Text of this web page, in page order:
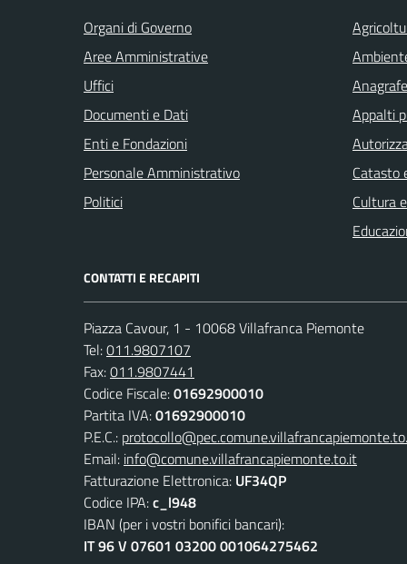
Organi di Governo
Aree Amministrative
Uffici
Documenti e Dati
Enti e Fondazioni
Personale Amministrativo
Politici
Appalti
Catasto
Cultura
CONTATTI E RECAPITI
Piazza Cavour, 1 - 10068 Villafranca Piemonte
Tel:011.9807107
Fax:011.9807441
Codice Fiscale:01692900010
Partita IVA:01692900010
P.E.C.:
Email: info@comune.villafrancapiemonte.to.it
Fatturazione Elettronica: UF34QP
Codice IPA:c_l948
IBAN (per i vostri bonifici bancari):
IT 96 V 07601 03200 001064275462